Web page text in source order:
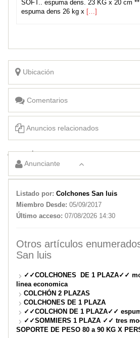
SOFT.. espuma dens. 23 KG x 20 cm **
espuma dens 26 kg x […]
Ubicación
Comentarios
Anuncios relacionados
COLCHÓN 2 PLAZAS EN ESPUMA
Anunciante
Listado por: Colchones San luis
Miembro Desde: 05/09/2017
Último acceso: 07/08/2026 14:30
Otros artículos
San luis
✓✓COLCHONES DE 1 PLAZA✓✓
linea economica
COLCHÓN 2 PLAZAS
COLCHONES DE 1 PLAZA
✓✓COLCHON DE 1 PLAZA✓✓
✓✓SOMMIERS 1 PLAZA ✓✓ tres
SOPORTE DE PESO 80 a 90 KG X